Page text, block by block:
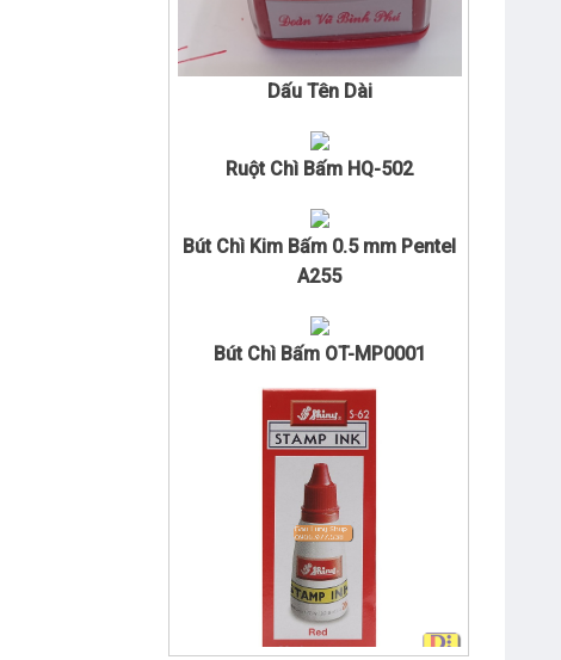
Dấu Tên Dài
Ruột Chì Bấm HQ-502
Bút Chì Kim Bấm 0.5 mm Pentel
Bút Chì Bấm OT-MP0001
Mực Dấu Shiny Đỏ – Xanh